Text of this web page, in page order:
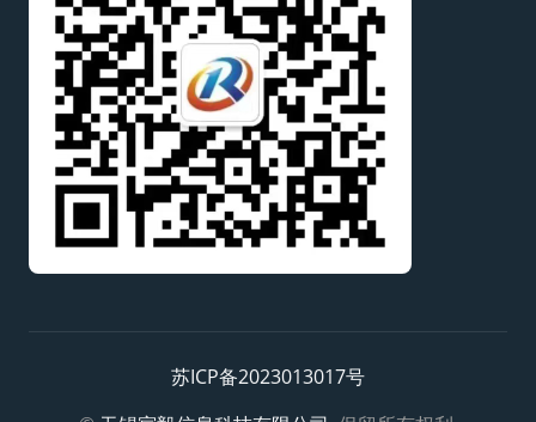
苏ICP备2023013017号